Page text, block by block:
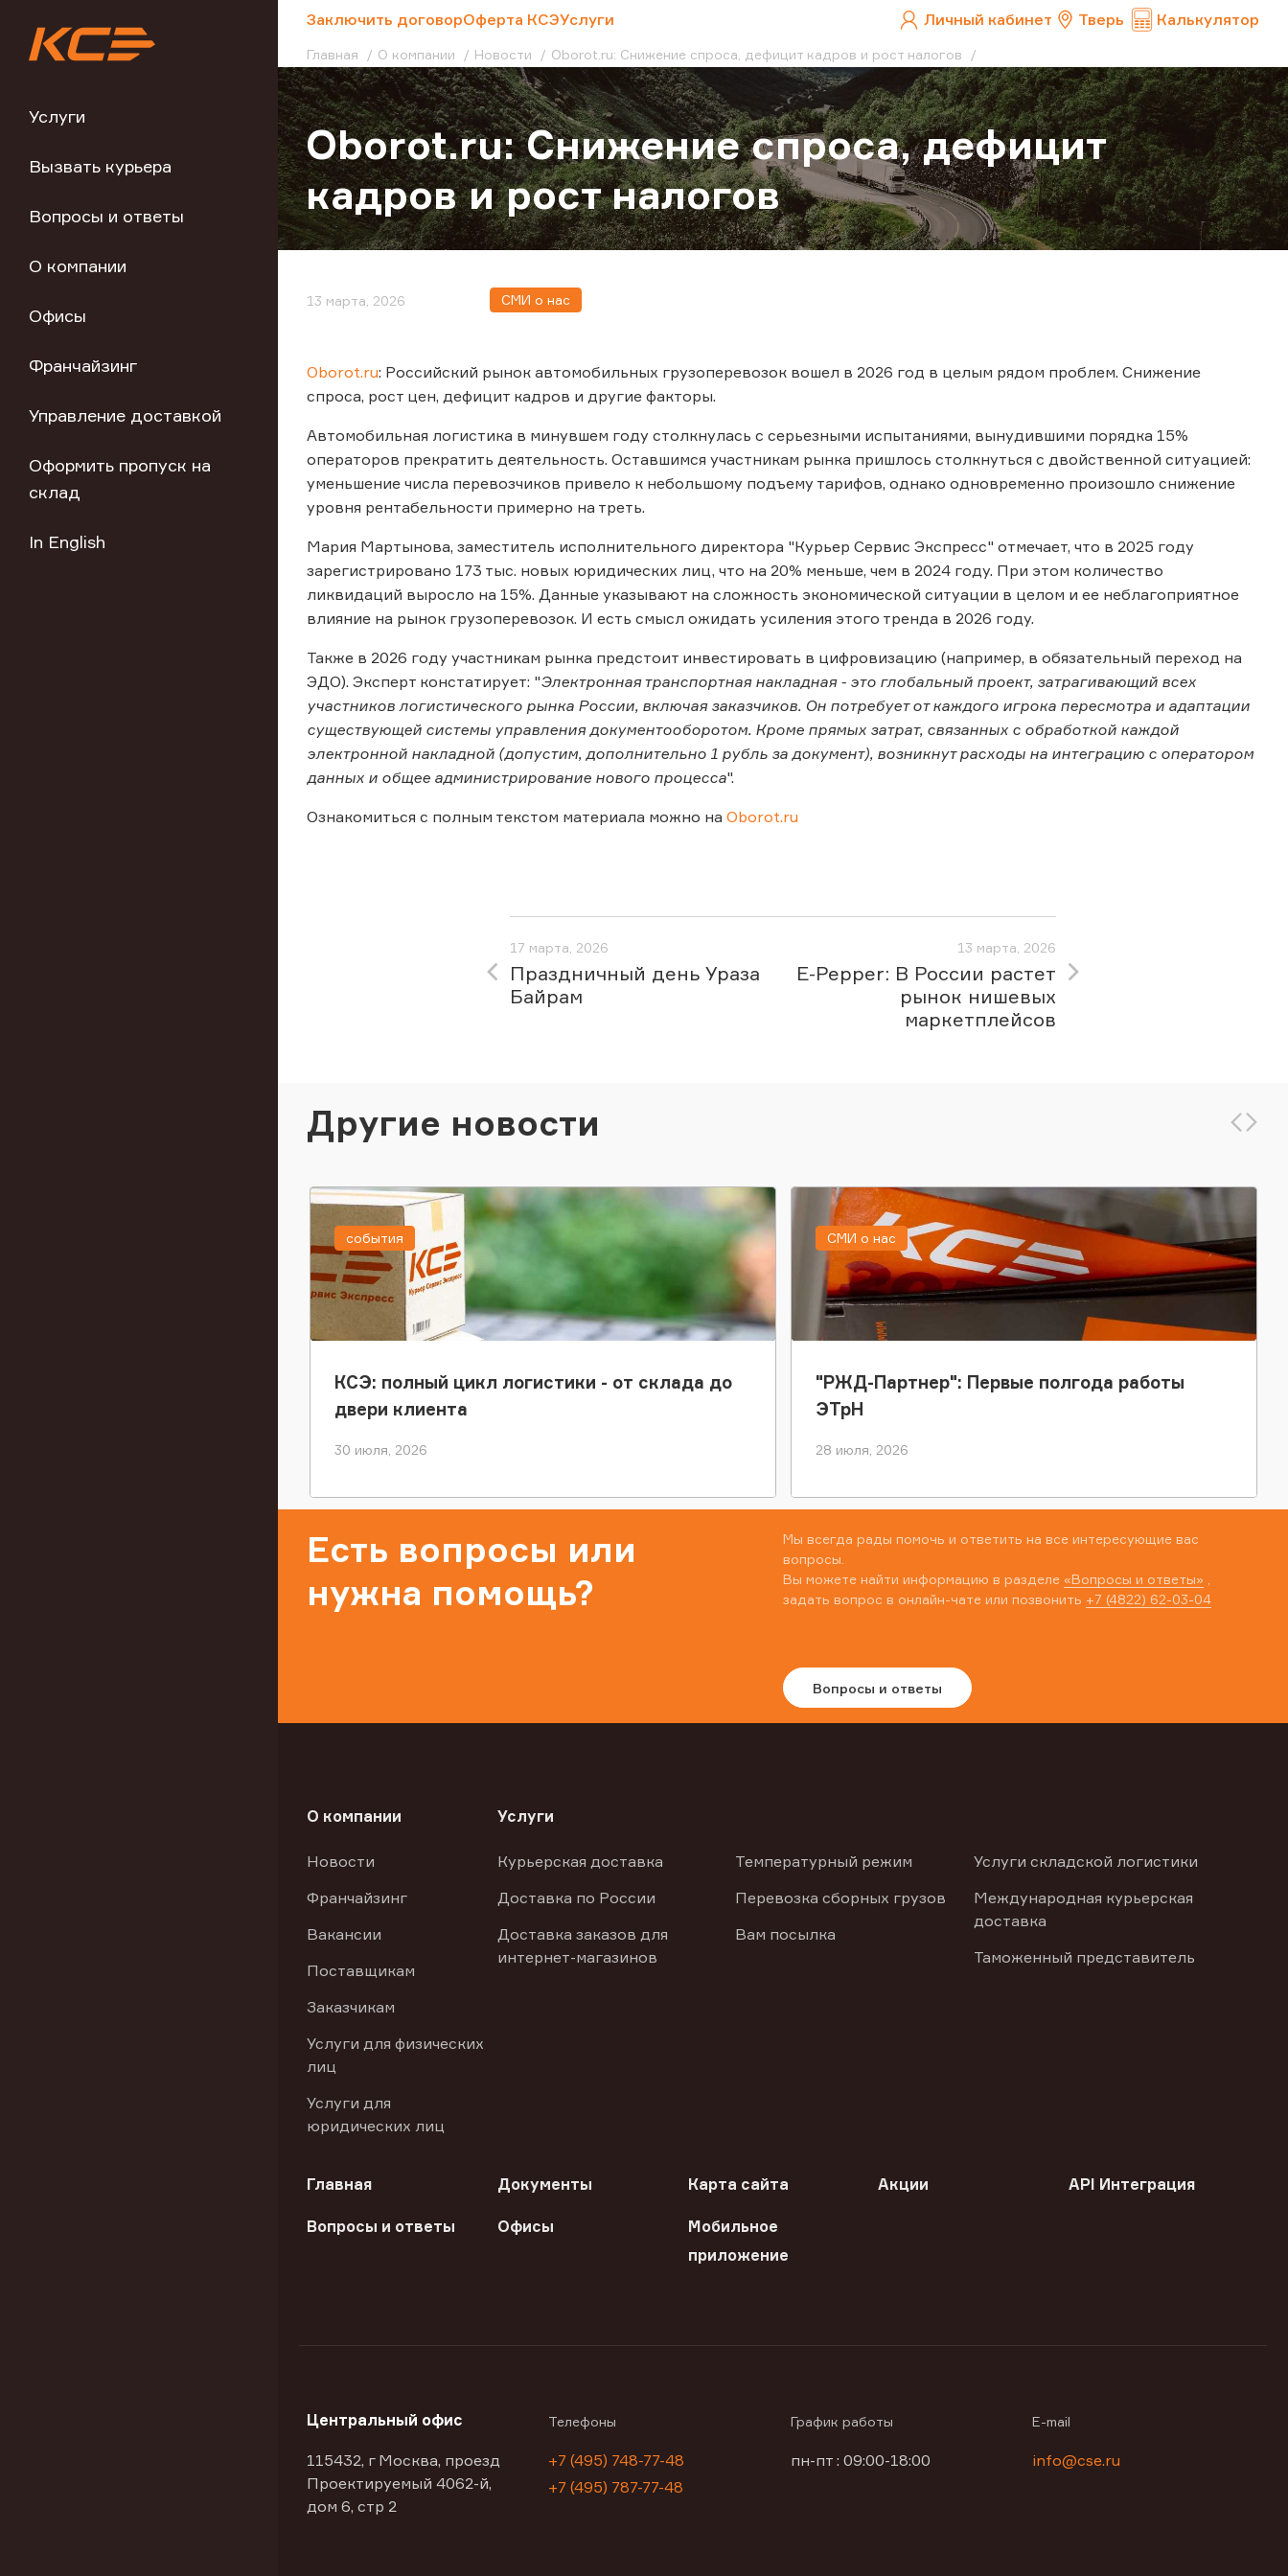
Услуги
Вызвать курьера
Вопросы и ответы
О компании
Офисы
Франчайзинг
Управление доставкой
Оформить пропуск на
склад
In English
Заключить договорОферта КСЭУслуги Личный кабинет Тверь Калькулятор
Главная О компании Новости Oborot.ru: Снижение спроса, дефицит кадров и рост налогов
Oborot.ru: Снижение спроса, дефицит
кадров и рост налогов
13 марта, 2026 СМИ о нас
Oborot.ru: Российский рынок автомобильных грузоперевозок вошел в 2026 год в целым рядом проблем. Снижение
спроса, рост цен, дефицит кадров и другие факторы.
Автомобильная логистика в минувшем году столкнулась с серьезными испытаниями, вынудившими порядка 15%
операторов прекратить деятельность. Оставшимся участникам рынка пришлось столкнуться с двойственной ситуацией:
уменьшение числа перевозчиков привело к небольшому подъему тарифов, однако одновременно произошло снижение
уровня рентабельности примерно на треть.
Мария Мартынова, заместитель исполнительного директора "Курьер Сервис Экспресс" отмечает, что в 2025 году
зарегистрировано 173 тыс. новых юридических лиц, что на 20% меньше, чем в 2024 году. При этом количество
ликвидаций выросло на 15%. Данные указывают на сложность экономической ситуации в целом и ее неблагоприятное
влияние на рынок грузоперевозок. И есть смысл ожидать усиления этого тренда в 2026 году.
Также в 2026 году участникам рынка предстоит инвестировать в цифровизацию (например, в обязательный переход на
ЭДО). Эксперт констатирует: "Электронная транспортная накладная - это глобальный проект, затрагивающий всех
участников логистического рынка России, включая заказчиков. Он потребует от каждого игрока пересмотра и адаптации
существующей системы управления документооборотом. Кроме прямых затрат, связанных с обработкой каждой
электронной накладной (допустим, дополнительно 1 рубль за документ), возникнут расходы на интеграцию с оператором
данных и общее администрирование нового процесса".
Ознакомиться с полным текстом материала можно на Oborot.ru
17 марта, 2026
Праздничный день Ураза
Байрам
13 марта, 2026
E-Pepper: В России растет
рынок нишевых
маркетплейсов
Другие новости
КСЭ: полный цикл логистики - от склада до
двери клиента
30 июля, 2026
события
"РЖД-Партнер": Первые полгода работы
ЭТрН
28 июля, 2026
СМИ о нас
Есть вопросы или
нужна помощь?
Мы всегда рады помочь и ответить на все интересующие вас
вопросы.
Вы можете найти информацию в разделе «Вопросы и ответы»
задать вопрос в онлайн-чате или позвонить +7 (4822) 62-03-04
Вопросы и ответы
О компании
Новости
Франчайзинг
Вакансии
Поставщикам
Заказчикам
Услуги для физических
лиц
Услуги для
юридических лиц
Услуги
Курьерская доставка
Доставка по России
Доставка заказов для
интернет-магазинов
Температурный режим
Перевозка сборных грузов
Вам посылка
Услуги складской логистики
Международная курьерская
доставка
Таможенный представитель
Главная Документы Карта сайта Акции API Интеграция
Вопросы и ответы Офисы
Мобильное
приложение
Центральный офис
115432, г Москва, проезд
Проектируемый 4062-й,
дом 6, стр 2
Телефоны
+7 (495) 748-77-48
+7 (495) 787-77-48
График работы
пн-пт : 09:00-18:00
E-mail
info@cse.ru